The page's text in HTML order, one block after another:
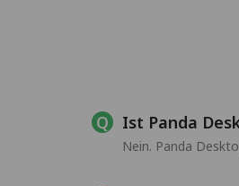
Ist Panda
Nein. Panda